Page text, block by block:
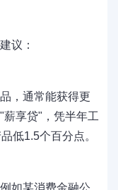
议：
，通常能获得更
享贷"，凭半年工
低1.5个百分点。
如某消费金融公